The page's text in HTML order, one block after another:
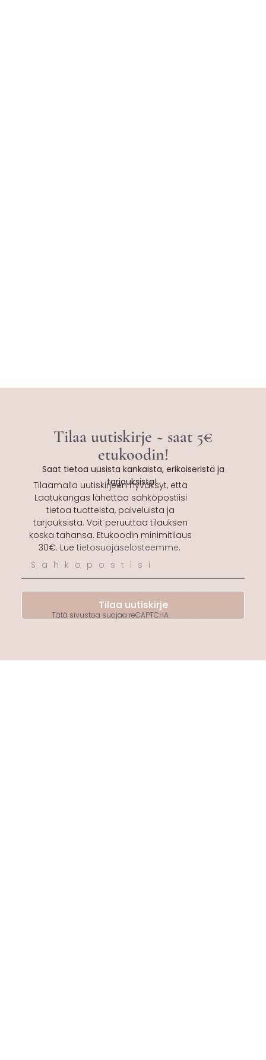
Tilaa uutiskirje ~ saat 5€
etukoodin!
Saat tietoa uusista kankaista, erikoiseristä ja
tarjouksista!
Tilaamalla uutiskirjeen hyväksyt, että
Laatukangas lähettää sähköpostiisi
tietoa tuotteista, palveluista ja
tarjouksista. Voit peruuttaa tilauksen
koska tahansa. Etukoodin minimitilaus
30€. Lue tietosuojaselosteemme.
Tilaa uutiskirje
Tätä sivustoa suojaa reCAPTCHA.